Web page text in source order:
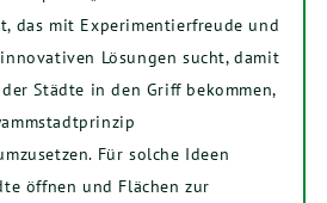
das mit Experimentierfreude und
Lösungen sucht, damit
Städte in den Griff bekommen,
Für solche Ideen
öffnen und Flächen zur